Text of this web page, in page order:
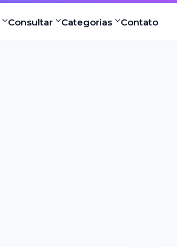
Consultar Categorias Contato